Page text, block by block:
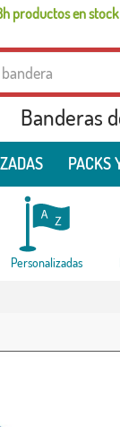
productos en stock
Banderas
PACKS
Personalizadas